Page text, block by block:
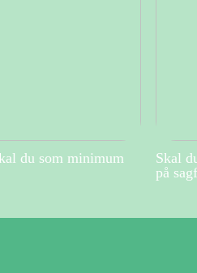
du som minimum
Skal
på